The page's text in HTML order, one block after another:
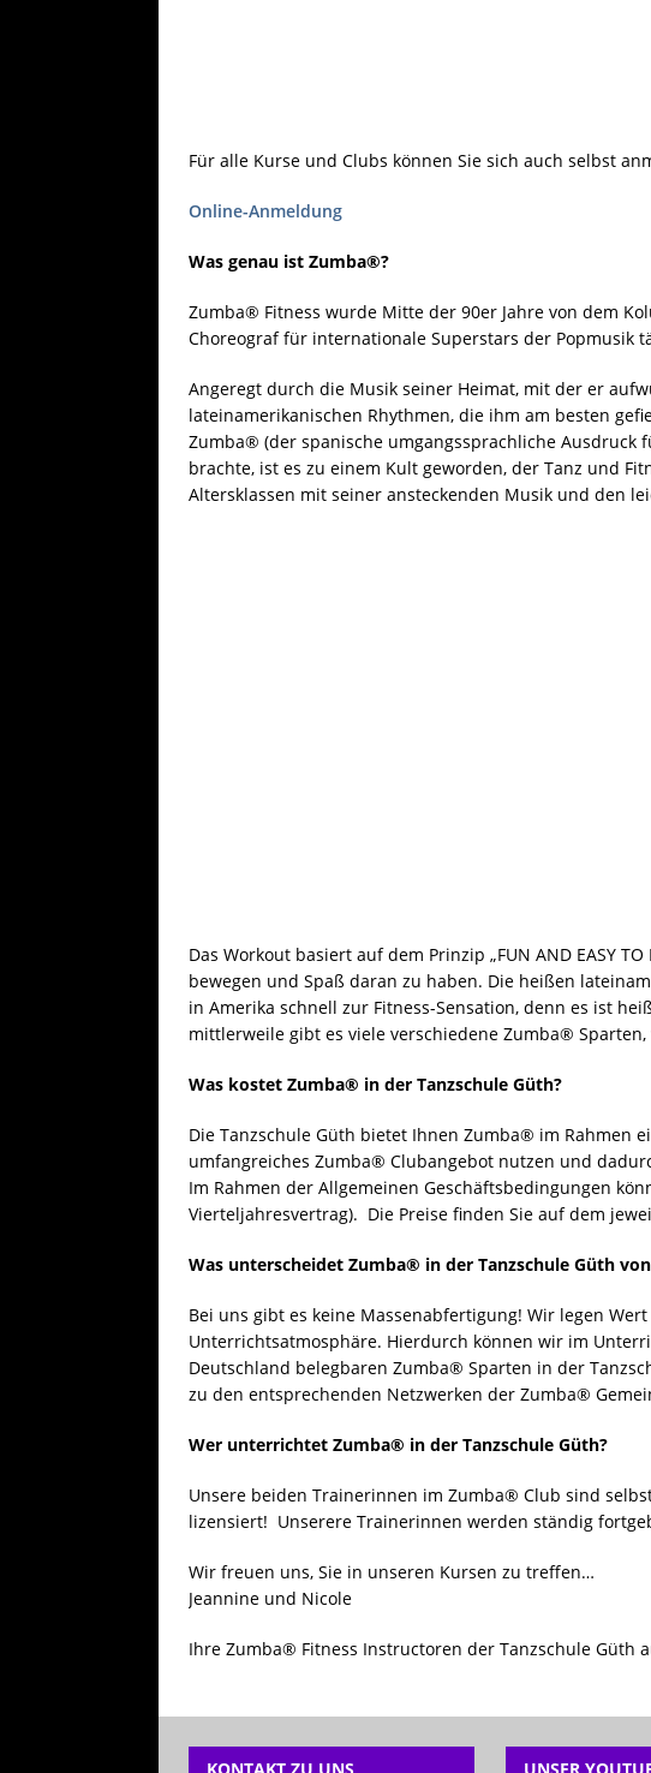
Für alle Kurse und Clubs können Sie sich auch selbst
Online-Anmeldung
Was genau ist Zumba®?
Zumba® Fitness wurde Mitte der 90er Jahre von dem
Choreograf für internationale Superstars der Popmusik
Angeregt durch die Musik seiner Heimat, mit der er
lateinamerikanischen Rhythmen, die ihm am besten
Zumba® (der spanische umgangssprachliche Ausdruck
brachte, ist es zu einem Kult geworden, der Tanz und
Altersklassen mit seiner ansteckenden Musik und den
Das Workout basiert auf dem Prinzip „FUN AND EASY
bewegen und Spaß daran zu haben. Die heißen
in Amerika schnell zur Fitness-Sensation, denn es ist
mittlerweile gibt es viele verschiedene Zumba®
Was kostet Zumba® in der Tanzschule Güth?
Die Tanzschule Güth bietet Ihnen Zumba® im Rahmen
umfangreiches Zumba® Clubangebot nutzen und
Im Rahmen der Allgemeinen Geschäftsbedingungen
Vierteljahresvertrag). Die Preise finden Sie auf dem
Was unterscheidet Zumba® in der Tanzschule Güth
Bei uns gibt es keine Massenabfertigung! Wir legen
Unterrichtsatmosphäre. Hierdurch können wir im
Deutschland belegbaren Zumba® Sparten in der
zu den entsprechenden Netzwerken der Zumba®
Wer unterrichtet Zumba® in der Tanzschule Güth?
Unsere beiden Trainerinnen im Zumba® Club sind
lizensiert! Unserere Trainerinnen werden ständig
Wir freuen uns, Sie in unseren Kursen zu treffen…
Jeannine und Nicole
Ihre Zumba® Fitness Instructoren der Tanzschule Güth